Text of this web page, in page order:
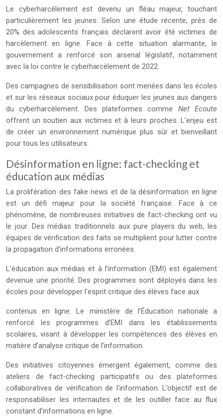
Le cyberharcèlement est devenu un fléau majeur, touchant
particulièrement les jeunes. Selon une étude récente, près de
20% des adolescents français déclarent avoir été victimes de
harcèlement en ligne. Face à cette situation alarmante, le
gouvernement a renforcé son arsenal législatif, notamment
avec la loi contre le cyberharcèlement de 2022.
Des campagnes de sensibilisation sont menées dans les écoles
et sur les réseaux sociaux pour éduquer les jeunes aux dangers
du cyberharcèlement. Des plateformes comme Net Ecoute
offrent un soutien aux victimes et à leurs proches. L’enjeu est
de créer un environnement numérique plus sûr et bienveillant
pour tous les utilisateurs.
Désinformation en ligne: fact-checking et
éducation aux médias
La prolifération des fake news et de la désinformation en ligne
est un défi majeur pour la société française. Face à ce
phénomène, de nombreuses initiatives de fact-checking ont vu
le jour. Des médias traditionnels aux pure players du web, les
équipes de vérification des faits se multiplient pour lutter contre
la propagation d’informations erronées.
L’éducation aux médias et à l’information (EMI) est également
devenue une priorité. Des programmes sont déployés dans les
écoles pour développer l’esprit critique des élèves face aux
contenus en ligne. Le ministère de l’Éducation nationale a
renforcé les programmes d’EMI dans les établissements
scolaires, visant à développer les compétences des élèves en
matière d’analyse critique de l’information.
Des initiatives citoyennes émergent également, comme des
ateliers de fact-checking participatifs ou des plateformes
collaboratives de vérification de l’information. L’objectif est de
responsabiliser les internautes et de les outiller face au flux
constant d’informations en ligne.